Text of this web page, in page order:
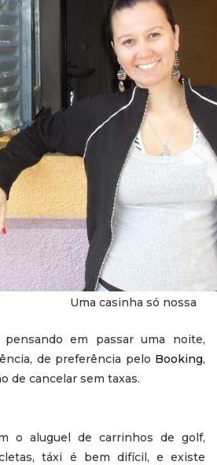
Uma casinha só nossa
em passar uma noite,
de preferência pelo Booking,
de cancelar sem taxas.
o aluguel de carrinhos de golf,
táxi é bem difícil, e existe